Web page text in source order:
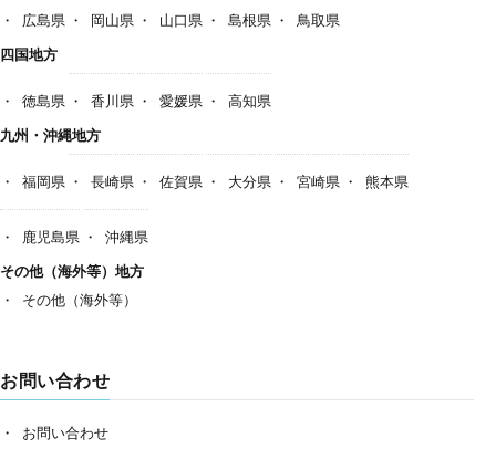
広島県 岡山県 山口県 島根県
鳥取県
四国地方
徳島県 香川県 愛媛県
高知県
九州・沖縄地方
福岡県 長崎県 佐賀県 大分県 宮崎県 熊本県
鹿児島県
沖縄県
その他（海外等）地方
その他（海外等）
お問い合わせ
お問い合わせ